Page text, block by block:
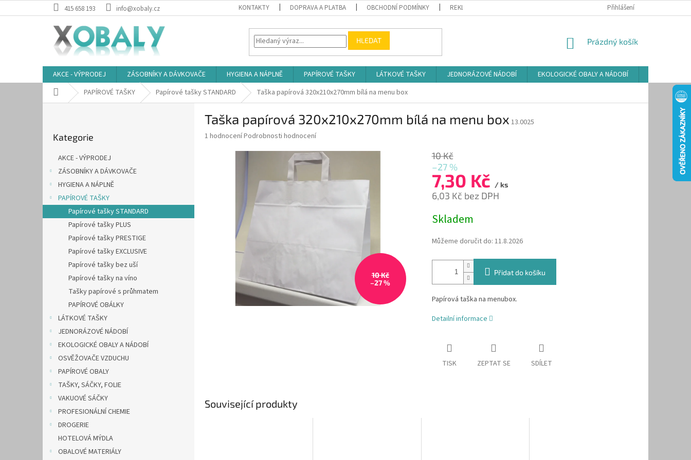
na
415 658 193 info@xobaly.cz KONTAKTY DOPRAVA A PLATBA OBCHODNÍ PODMÍNKY REKLAMAČNÍ ŘÁD ZÁSADY POUŽÍVÁNÍ SOUBORŮ COOKIES
Přihlášení
HLEDAT
NÁKUPNÍ
Prázdný košík
AKCE - VÝPRODEJ ZÁSOBNÍKY A DÁVKOVAČE HYGIENA A NÁPLNĚ PAPÍROVÉ TAŠKY LÁTKOVÉ TAŠKY JEDNORÁZOVÉ NÁDOBÍ EKOLOGICKÉ OBALY A NÁDOBÍ
Domů PAPÍROVÉ TAŠKY Papírové tašky STANDARD Taška papírová 320x210x270mm bílá na menu box
a
kategorie
Kategorie
AKCE - VÝPRODEJ
ZÁSOBNÍKY A DÁVKOVAČE
HYGIENA A NÁPLNĚ
PAPÍROVÉ TAŠKY
Papírové tašky STANDARD
Papírové tašky PLUS
Papírové tašky PRESTIGE
Papírové tašky EXCLUSIVE
Papírové tašky bez uší
Papírové tašky na víno
Tašky papírové s průhmatem
PAPÍROVÉ OBÁLKY
LÁTKOVÉ TAŠKY
JEDNORÁZOVÉ NÁDOBÍ
EKOLOGICKÉ OBALY A NÁDOBÍ
OSVĚŽOVAČE VZDUCHU
PAPÍROVÉ OBALY
TAŠKY, SÁČKY, FOLIE
VAKUOVÉ SÁČKY
PROFESIONÁLNÍ CHEMIE
DROGERIE
HOTELOVÁ MÝDLA
OBALOVÉ MATERIÁLY
Taška papírová 320x210x270mm bílá na menu box 13.0025
Průměrné
1 hodnoceníPodrobnosti hodnocení
10 Kč
–27 %
10 Kč
–27 %
7,30 Kč / ks
6,03 Kč bez DPH
cena:
Skladem
Můžeme doručit do: 11.8.2026
Přidat do košíku
Papírová taška na menubox.
Detailní informace
TISK ZEPTAT SE SDÍLET
Související produkty